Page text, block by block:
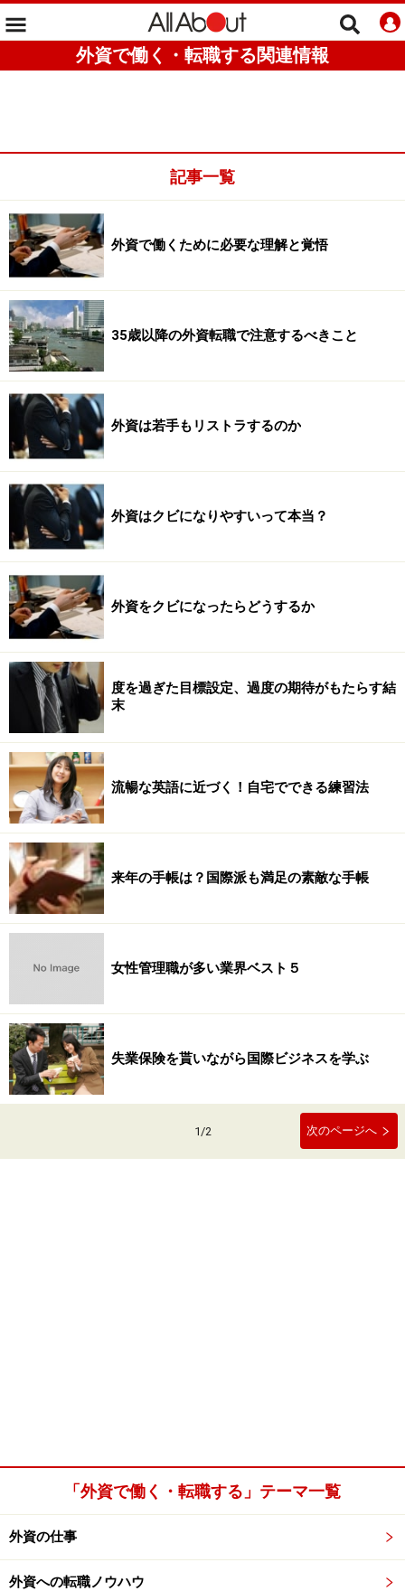
外資で働く・転職する関連情報
記事一覧
外資で働くために必要な理解と覚悟
35歳以降の外資転職で注意するべきこと
外資は若手もリストラするのか
外資はクビになりやすいって本当？
外資をクビになったらどうするか
度を過ぎた目標設定、過度の期待がもたらす結
末
流暢な英語に近づく！自宅でできる練習法
来年の手帳は？国際派も満足の素敵な手帳
女性管理職が多い業界ベスト５
失業保険を貰いながら国際ビジネスを学ぶ
1/2 次のページへ
「外資で働く・転職する」テーマ一覧
外資の仕事
外資への転職ノウハウ